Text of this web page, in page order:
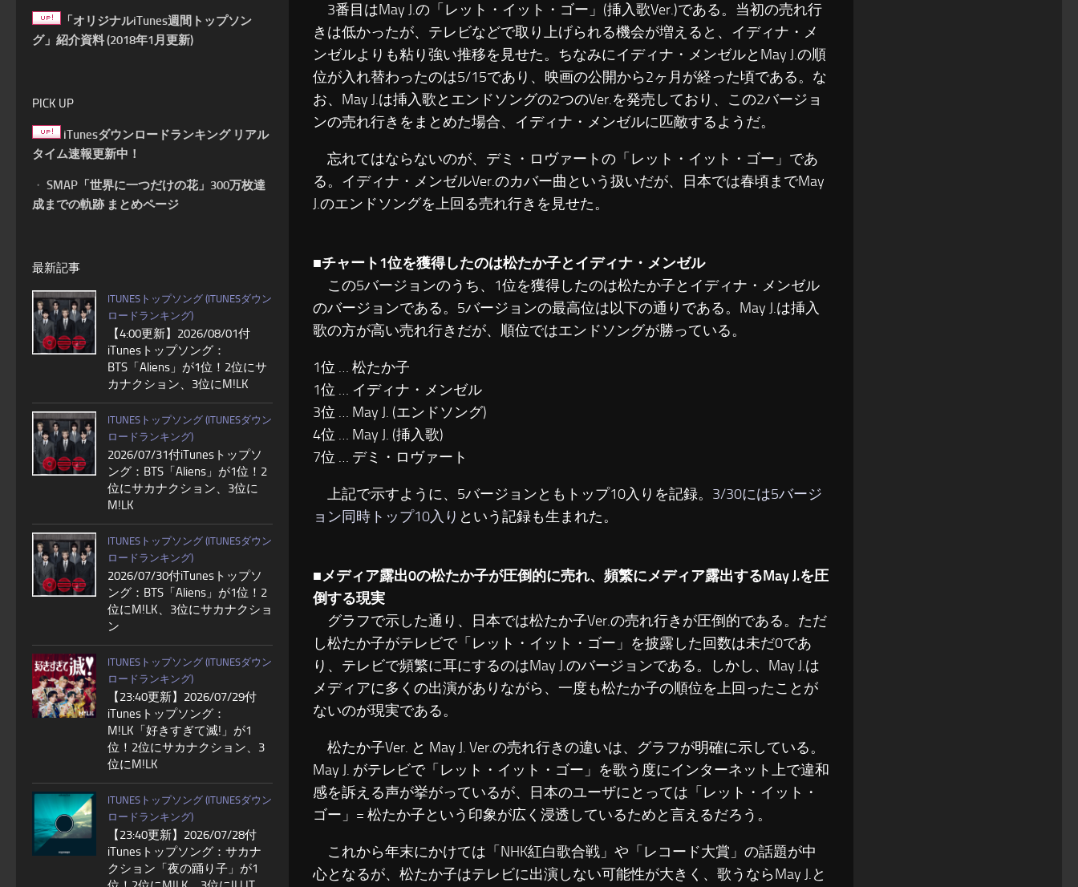
3番目はMay J.の「レット・イット・ゴー」(挿入歌Ver.)である。当初の売れ行
きは低かったが、テレビなどで取り上げられる機会が増えると、イディナ・メ
ンゼルよりも粘り強い推移を見せた。ちなみにイディナ・メンゼルとMay J.の順
位が入れ替わったのは5/15であり、映画の公開から2ヶ月が経った頃である。な
お、May J.は挿入歌とエンドソングの2つのVer.を発売しており、この2バージョ
ンの売れ行きをまとめた場合、イディナ・メンゼルに匹敵するようだ。
忘れてはならないのが、デミ・ロヴァートの「レット・イット・ゴー」であ
る。イディナ・メンゼルVer.のカバー曲という扱いだが、日本では春頃までMay
J.のエンドソングを上回る売れ行きを見せた。
■チャート1位を獲得したのは松たか子とイディナ・メンゼル
この5バージョンのうち、1位を獲得したのは松たか子とイディナ・メンゼル
のバージョンである。5バージョンの最高位は以下の通りである。May J.は挿入
歌の方が高い売れ行きだが、順位ではエンドソングが勝っている。
1位 … 松たか子
1位 … イディナ・メンゼル
3位 … May J. (エンドソング)
4位 … May J. (挿入歌)
7位 … デミ・ロヴァート
上記で示すように、5バージョンともトップ10入りを記録。 3/30には5バージ
ョン同時トップ10入り という記録も生まれた。
■メディア露出0の松たか子が圧倒的に売れ、頻繁にメディア露出するMay J.を圧
倒する現実
グラフで示した通り、日本では松たか子Ver.の売れ行きが圧倒的である。ただ
し松たか子がテレビで「レット・イット・ゴー」を披露した回数は未だ0であ
り、テレビで頻繁に耳にするのはMay J.のバージョンである。しかし、May J.は
メディアに多くの出演がありながら、一度も松たか子の順位を上回ったことが
ないのが現実である。
松たか子Ver. と May J. Ver.の売れ行きの違いは、グラフが明確に示している。
May J. がテレビで「レット・イット・ゴー」を歌う度にインターネット上で違和
感を訴える声が挙がっているが、日本のユーザにとっては「レット・イット・
ゴー」= 松たか子という印象が広く浸透しているためと言えるだろう。
これから年末にかけては「NHK紅白歌合戦」や「レコード大賞」の話題が中
心となるが、松たか子はテレビに出演しない可能性が大きく、歌うならMay J.と
「オリジナルiTunes週間トップソン
グ」紹介資料 (2018年1月更新)
PICK UP
iTunesダウンロードランキング リアル
タイム速報更新中！
・ SMAP「世界に一つだけの花」300万枚達
成までの軌跡 まとめページ
最新記事
ITUNESトップソング (ITUNESダウン
ロードランキング)
【4:00更新】2026/08/01付
iTunesトップソング：
BTS「Aliens」が1位！2位にサ
カナクション、3位にM!LK
ITUNESトップソング (ITUNESダウン
ロードランキング)
2026/07/31付iTunesトップソ
ング：BTS「Aliens」が1位！2
位にサカナクション、3位に
M!LK
ITUNESトップソング (ITUNESダウン
ロードランキング)
2026/07/30付iTunesトップソ
ング：BTS「Aliens」が1位！2
位にM!LK、3位にサカナクショ
ン
ITUNESトップソング (ITUNESダウン
ロードランキング)
【23:40更新】2026/07/29付
iTunesトップソング：
M!LK「好きすぎて滅!」が1
位！2位にサカナクション、3
位にM!LK
ITUNESトップソング (ITUNESダウン
ロードランキング)
【23:40更新】2026/07/28付
iTunesトップソング：サカナ
クション「夜の踊り子」が1